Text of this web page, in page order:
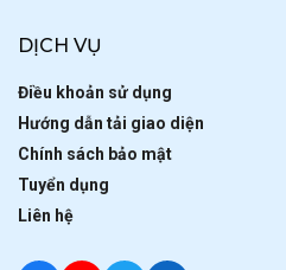
DỊCH VỤ
Điều khoản sử dụng
Hướng dẫn tải giao diện
Chính sách bảo mật
Tuyển dụng
Liên hệ